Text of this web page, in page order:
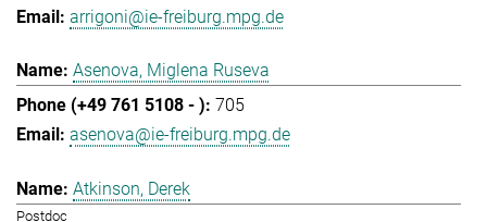
arrigoni@ie-freiburg.mpg.de
Asenova, Miglena Ruseva
705
asenova@ie-freiburg.mpg.de
Atkinson, Derek
Postdoc